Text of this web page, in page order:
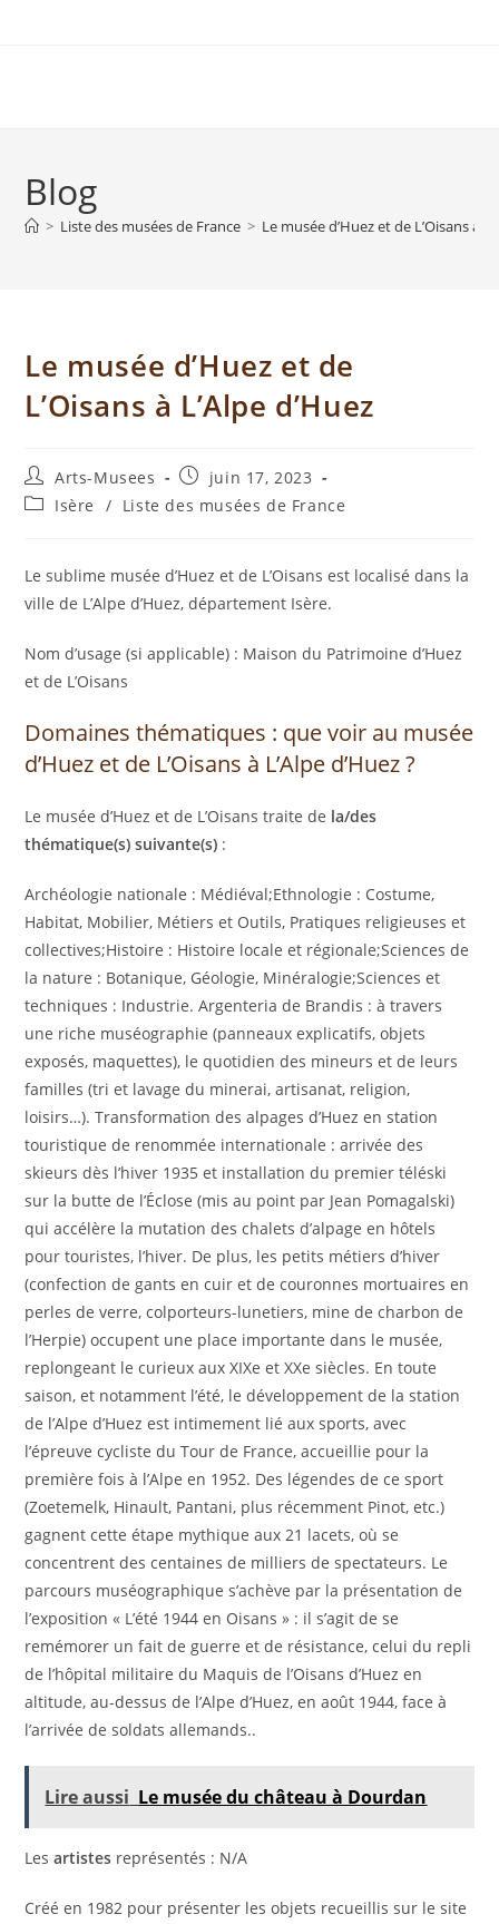
Blog
> Liste des musées de France > Le musée d’Huez et de L’Oisans à
Le musée d’Huez et de
L’Oisans à L’Alpe d’Huez
Arts-Musees
juin 17, 2023
Isère
/ Liste des musées de France
Le sublime musée d’Huez et de L’Oisans est localisé dans la
ville de L’Alpe d’Huez, département Isère.
Nom d’usage (si applicable) : Maison du Patrimoine d’Huez
et de L’Oisans
Domaines thématiques : que voir au musée
d’Huez et de L’Oisans à L’Alpe d’Huez ?
Le musée d’Huez et de L’Oisans traite de la/des
thématique(s) suivante(s) :
Archéologie nationale : Médiéval;Ethnologie : Costume,
Habitat, Mobilier, Métiers et Outils, Pratiques religieuses et
collectives;Histoire : Histoire locale et régionale;Sciences de
la nature : Botanique, Géologie, Minéralogie;Sciences et
techniques : Industrie. Argenteria de Brandis : à travers
une riche muséographie (panneaux explicatifs, objets
exposés, maquettes), le quotidien des mineurs et de leurs
familles (tri et lavage du minerai, artisanat, religion,
loisirs…). Transformation des alpages d’Huez en station
touristique de renommée internationale : arrivée des
skieurs dès l’hiver 1935 et installation du premier téléski
sur la butte de l’Éclose (mis au point par Jean Pomagalski)
qui accélère la mutation des chalets d’alpage en hôtels
pour touristes, l’hiver. De plus, les petits métiers d’hiver
(confection de gants en cuir et de couronnes mortuaires en
perles de verre, colporteurs-lunetiers, mine de charbon de
l’Herpie) occupent une place importante dans le musée,
replongeant le curieux aux XIXe et XXe siècles. En toute
saison, et notamment l’été, le développement de la station
de l’Alpe d’Huez est intimement lié aux sports, avec
l’épreuve cycliste du Tour de France, accueillie pour la
première fois à l’Alpe en 1952. Des légendes de ce sport
(Zoetemelk, Hinault, Pantani, plus récemment Pinot, etc.)
gagnent cette étape mythique aux 21 lacets, où se
concentrent des centaines de milliers de spectateurs. Le
parcours muséographique s’achève par la présentation de
l’exposition « L’été 1944 en Oisans » : il s’agit de se
remémorer un fait de guerre et de résistance, celui du repli
de l’hôpital militaire du Maquis de l’Oisans d’Huez en
altitude, au-dessus de l’Alpe d’Huez, en août 1944, face à
l’arrivée de soldats allemands..
Lire aussi Le musée du château à Dourdan
Lesartistes représentés : N/A
Créé en 1982 pour présenter les objets recueillis sur le site